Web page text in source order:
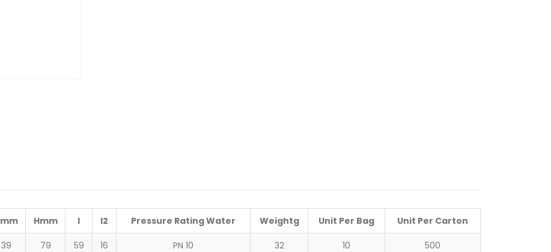
mm Hmm l l2 Pressure Rating Water Weightg Unit Per Bag Unit Per Carton
39 79 59 16 PN 10 32 10 500